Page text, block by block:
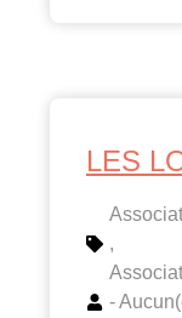
LES
,
-